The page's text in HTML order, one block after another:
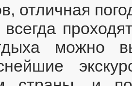
отличная
можно